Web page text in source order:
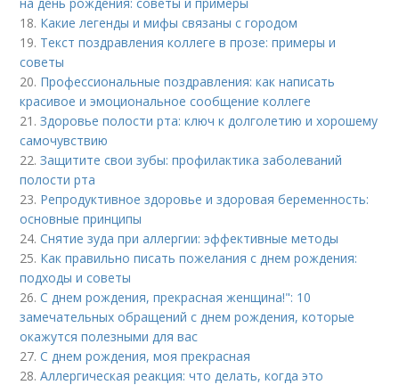
18. Какие легенды и мифы связаны с городом
19. Текст поздравления коллеге в прозе: примеры и
советы
20. Профессиональные поздравления: как написать
красивое и эмоциональное сообщение коллеге
21.Здоровье полости рта: ключ к долголетию и хорошему
самочувствию
22.Защитите свои зубы: профилактика заболеваний
полости рта
23. Репродуктивное здоровье и здоровая беременность:
основные принципы
24.Снятие зуда при аллергии: эффективные методы
25. Как правильно писать пожелания с днем рождения:
подходы и советы
26.С днем рождения, прекрасная женщина!": 10
замечательных обращений с днем рождения, которые
окажутся полезными для вас
27.С днем рождения, моя прекрасная
28.Аллергическая реакция: что делать, когда это